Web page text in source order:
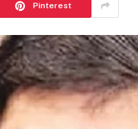
Pinterest